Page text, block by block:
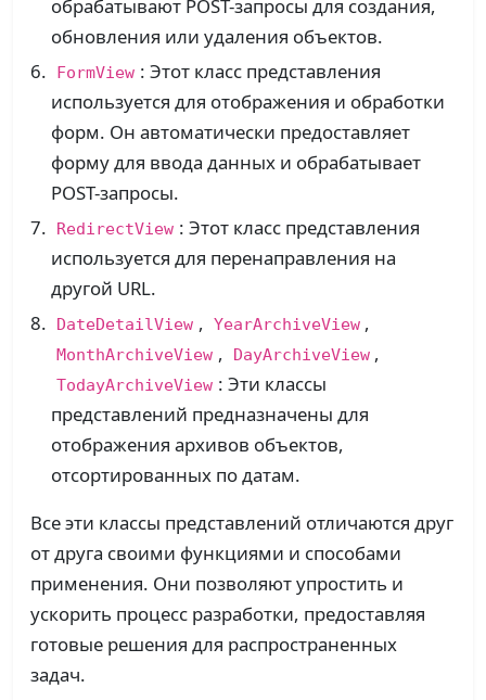
обрабатывают POST-запросы для создания,
обновления или удаления объектов.
FormView : Этот класс представления
используется для отображения и обработки
форм. Он автоматически предоставляет
форму для ввода данных и обрабатывает
POST-запросы.
RedirectView : Этот класс представления
используется для перенаправления на
другой URL.
DateDetailView , YearArchiveView ,
MonthArchiveView , DayArchiveView ,
TodayArchiveView : Эти классы
представлений предназначены для
отображения архивов объектов,
отсортированных по датам.
Все эти классы представлений отличаются друг
от друга своими функциями и способами
применения. Они позволяют упростить и
ускорить процесс разработки, предоставляя
готовые решения для распространенных
задач.